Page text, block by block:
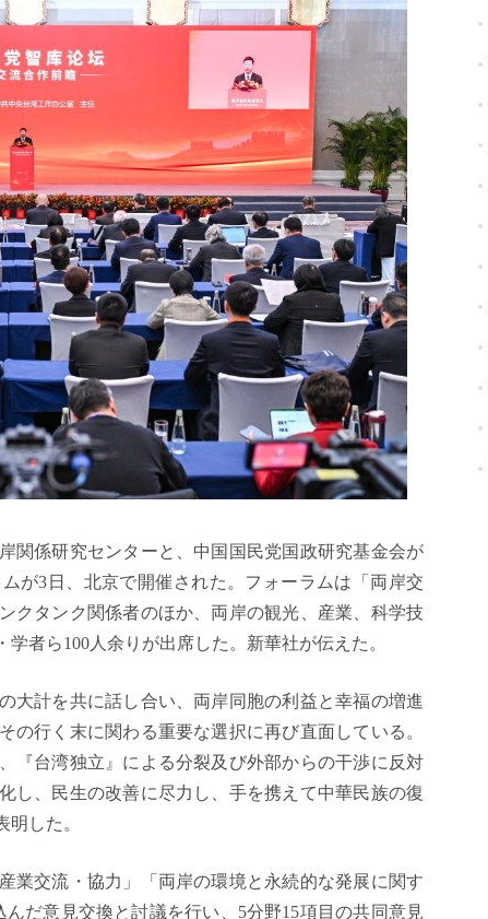
関係研究センターと、中国国民党国政研究基金会が
が3日、北京で開催された。フォーラムは「両岸交
クタンク関係者のほか、両岸の観光、産業、科学技
者ら100人余りが出席した。新華社が伝えた。
大計を共に話し合い、両岸同胞の利益と幸福の増進
の行く末に関わる重要な選択に再び直面している。
『台湾独立』による分裂及び外部からの干渉に反対
し、民生の改善に尽力し、手を携えて中華民族の復
した。
業交流・協力」「両岸の環境と永続的な発展に関す
だ意見交換と討議を行い、5分野15項目の共同意見